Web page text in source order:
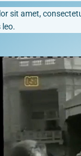
sit amet,